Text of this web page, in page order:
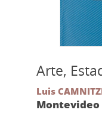
Arte,
Luis
Montevideo